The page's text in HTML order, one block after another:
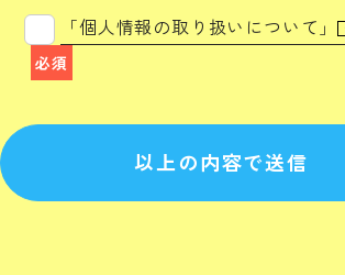
「個人情報の取り扱いについて」
必須
以上の内容で送信